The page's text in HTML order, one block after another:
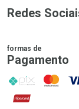
Redes
formas de
Pagamento
PIX
Hipercard